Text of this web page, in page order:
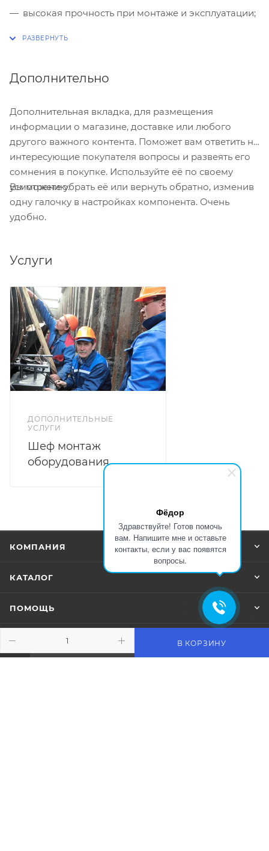
Фёдор
Здравствуйте! Готов помочь
вам. Напишите мне и оставьте
контакты, если у вас появятся
вопросы.
В КОРЗИНУ
высокая прочность при монтаже и эксплуатации;
высокая надежность;
Дополнительно
Дополнительная вкладка, для размещения
информации о магазине, доставке или любого
другого важного контента. Поможет вам ответить на
интересующие покупателя вопросы и развеять его
сомнения в покупке. Используйте её по своему
усмотрению.
Вы можете убрать её или вернуть обратно, изменив
одну галочку в настройках компонента. Очень
удобно.
Услуги
ДОПОЛНИТЕЛЬНЫЕ
УСЛУГИ
Шеф монтаж
оборудования
КОМПАНИЯ
КАТАЛОГ
ПОМОЩЬ